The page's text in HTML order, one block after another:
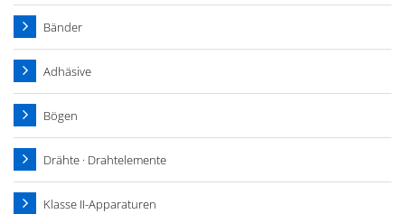
Bänder
Adhäsive
Bögen
Drähte · Drahtelemente
Klasse II-Apparaturen